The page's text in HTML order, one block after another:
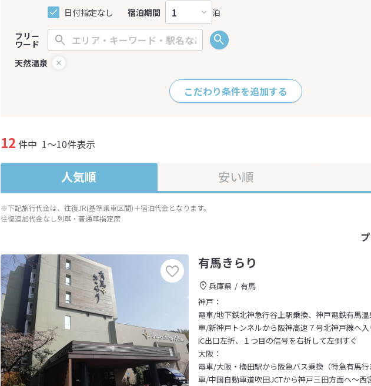
日付指定なし 宿泊期間 泊
フリー
ワード
天然温泉
こだわり条件を追加する
12 件中 1～10件表示
人気順 安い順
※下記旅行代金は、往復JR(基準乗車区間)＋宿泊代金となります。
往復追加代金なし列車・普通車指定席
有馬きらり
兵庫県
有馬
神戸：
電車/地下鉄北神急行谷上駅乗換、神戸電鉄有馬
車/新神戸トンネルから阪神高速７号北神戸線へ
IC出口左折、１つ目の信号を右折して左側すぐ
大阪：
電車/大阪・梅田駅から阪急バス乗換（特急有馬
車/中国自動車道吹田JCTから神戸三田方面へ～西